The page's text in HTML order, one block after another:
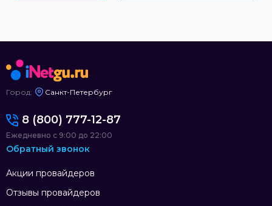
Город: Санкт-Петербург
Акции провайдеров
Отзывы провайдеров
8 (800) 777-12-87
Ежедневно с 9:00 до 22:00
Обратный звонок